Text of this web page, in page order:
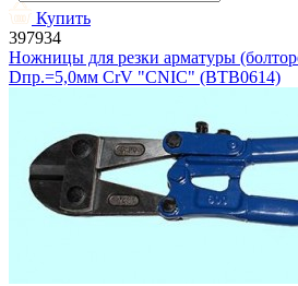
Купить
397934
Ножницы для резки арматуры
Dпр.=5,0мм CrV "CNIC" (BТB0614)